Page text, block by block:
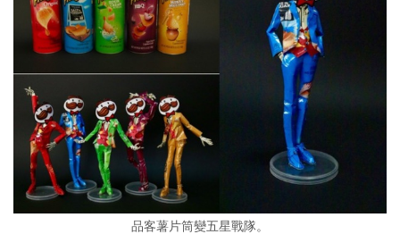
品客薯片筒變五星戰隊。